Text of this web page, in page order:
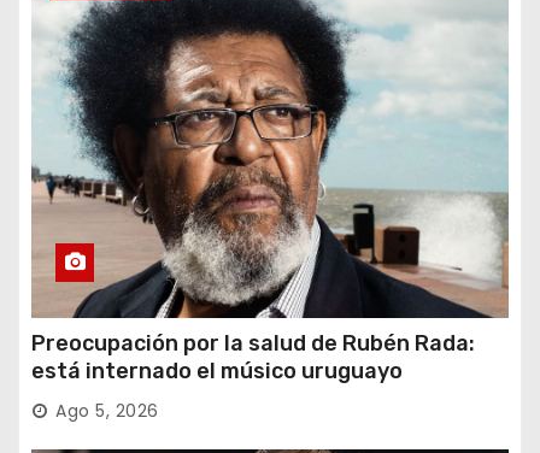
Preocupación por la salud de Rubén Rada:
está internado el músico uruguayo
Ago 5, 2026